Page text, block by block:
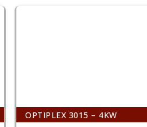
OPTIPLEX 3015 – 4KW